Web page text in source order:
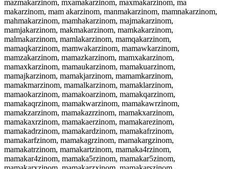
mazmakarzinom, mxamakarzinom, maxmakarzinom, ma
makarzinom, mam akarzinom, manmakarzinom, mamnakarzinom,
mahmakarzinom, mamhakarzinom, majmakarzinom,
mamjakarzinom, makmakarzinom, mamkakarzinom,
malmakarzinom, mamlakarzinom, mamqakarzinom,
mamaqkarzinom, mamwakarzinom, mamawkarzinom,
mamzakarzinom, mamazkarzinom, mamxakarzinom,
mamaxkarzinom, mamaukarzinom, mamakuarzinom,
mamajkarzinom, mamakjarzinom, mamamkarzinom,
mamakmarzinom, mamalkarzinom, mamaklarzinom,
mamaokarzinom, mamakoarzinom, mamakqarzinom,
mamakaqrzinom, mamakwarzinom, mamakawrzinom,
mamakzarzinom, mamakazrzinom, mamakxarzinom,
mamakaxrzinom, mamakaerzinom, mamakarezinom,
mamakadrzinom, mamakardzinom, mamakafrzinom,
mamakarfzinom, mamakagrzinom, mamakargzinom,
mamakatrzinom, mamakartzinom, mamaka4rzinom,
mamakar4zinom, mamaka5rzinom, mamakar5zinom,